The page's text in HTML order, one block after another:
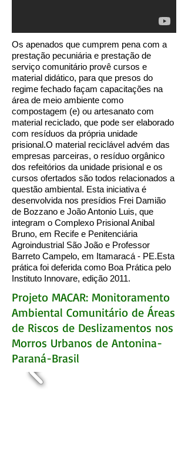
Os apenados que cumprem pena com a
prestação pecuniária e prestação de
serviço comunitário provê cursos e
material didático, para que presos do
regime fechado façam capacitações na
área de meio ambiente como
compostagem (e) ou artesanato com
material reciclado, que pode ser elaborado
com resíduos da própria unidade
prisional.O material reciclável advém das
empresas parceiras, o resíduo orgânico
dos refeitórios da unidade prisional e os
cursos ofertados são todos relacionados a
questão ambiental. Esta iniciativa é
desenvolvida nos presídios Frei Damião
de Bozzano e João Antonio Luis, que
integram o Complexo Prisional Anibal
Bruno, em Recife e Penitenciária
Agroindustrial São João e Professor
Barreto Campelo, em Itamaracá - PE.Esta
prática foi deferida como Boa Prática pelo
Instituto Innovare, edição 2011.
Projeto MACAR: Monitoramento
Ambiental Comunitário de Áreas
de Riscos de Deslizamentos nos
Morros Urbanos de Antonina-
Paraná-Brasil